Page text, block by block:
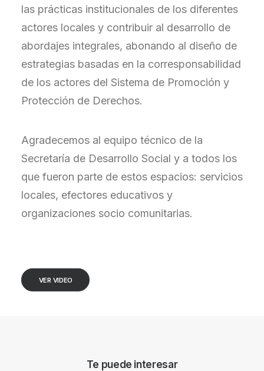
las prácticas institucionales de los diferentes
actores locales y contribuir al desarrollo de
abordajes integrales, abonando al diseño de
estrategias basadas en la corresponsabilidad
de los actores del Sistema de Promoción y
Protección de Derechos.
Agradecemos al equipo técnico de la
Secretaría de Desarrollo Social y a todos los
que fueron parte de estos espacios: servicios
locales, efectores educativos y
organizaciones socio comunitarias.
VER VIDEO
Te puede interesar